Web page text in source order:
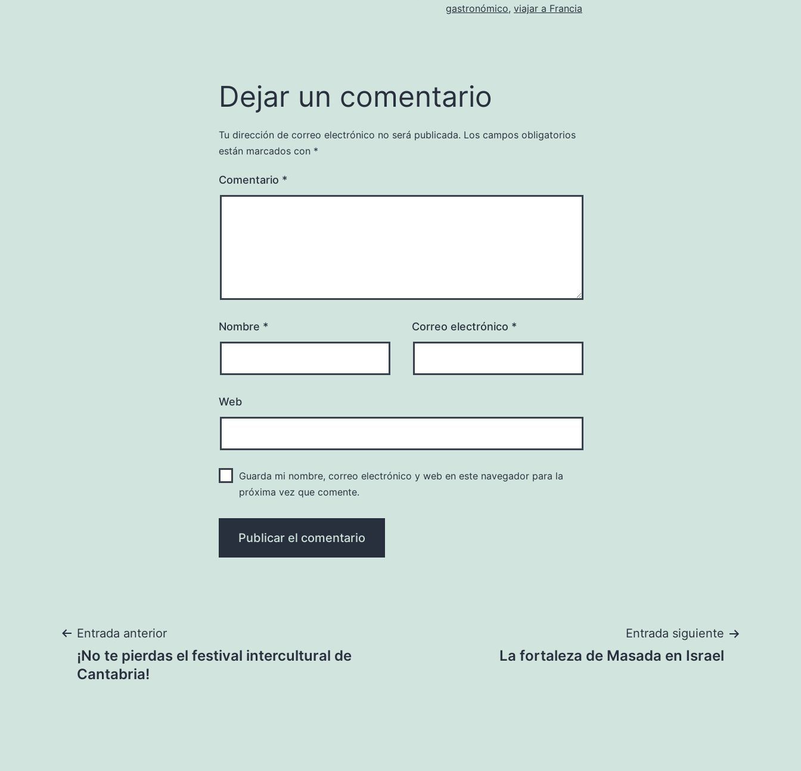
gastronómico, viajar a Francia
Dejar un comentario
Tu dirección de correo electrónico no será publicada. Los campos obligatorios
están marcados con *
Comentario *
Nombre * Correo electrónico *
Web
Guarda mi nombre, correo electrónico y web en este navegador para la
próxima vez que comente.
Navegación
de
Entrada anterior
¡No te pierdas el festival intercultural de
Cantabria!
Entrada siguiente
La fortaleza de Masada en Israel